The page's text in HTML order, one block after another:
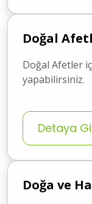
Doğal
Doğal Afetler
yapabilirsiniz.
Detaya
Doğa ve